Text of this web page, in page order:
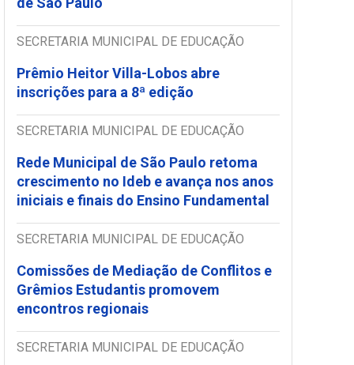
SECRETARIA MUNICIPAL DE EDUCAÇÃO
Prêmio Heitor Villa-Lobos abre
inscrições para a 8ª edição
SECRETARIA MUNICIPAL DE EDUCAÇÃO
Rede Municipal de São Paulo retoma
crescimento no Ideb e avança nos anos
iniciais e finais do Ensino Fundamental
SECRETARIA MUNICIPAL DE EDUCAÇÃO
Comissões de Mediação de Conflitos e
Grêmios Estudantis promovem
encontros regionais
SECRETARIA MUNICIPAL DE EDUCAÇÃO